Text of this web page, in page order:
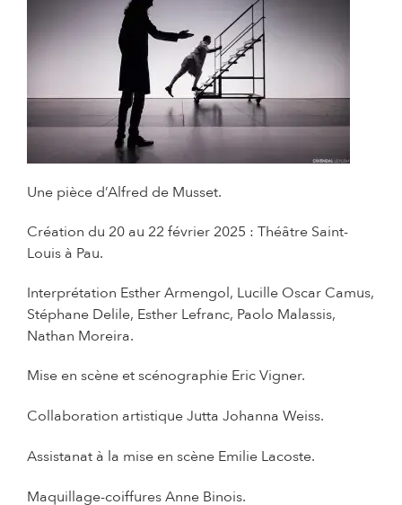
Une pièce d’Alfred de Musset.
Création du 20 au 22 février 2025 : Théâtre Saint-
Louis à Pau.
Interprétation Esther Armengol, Lucille Oscar Camus,
Stéphane Delile, Esther Lefranc, Paolo Malassis,
Nathan Moreira.
Mise en scène et scénographie Eric Vigner.
Collaboration artistiqueJutta Johanna Weiss.
Assistanat à la mise en scène Emilie Lacoste.
Maquillage-coiffuresAnne Binois.